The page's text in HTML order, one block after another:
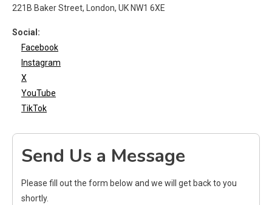
221B Baker Street, London, UK NW1 6XE
Social:
Facebook
Instagram
X
YouTube
TikTok
Send Us a Message
Please fill out the form below and we will get back to you
shortly.